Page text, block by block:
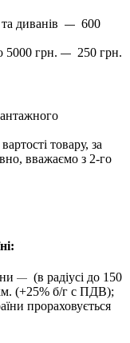
диванів — 600
5000 грн. — 250 грн.
вартості товару, за
вважаємо з 2-го
— (в радіусі до 150
(+25% б/г с ПДВ);
прораховується